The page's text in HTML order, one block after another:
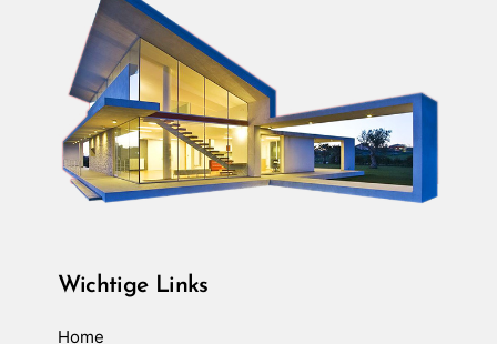
Wichtige Links
Home